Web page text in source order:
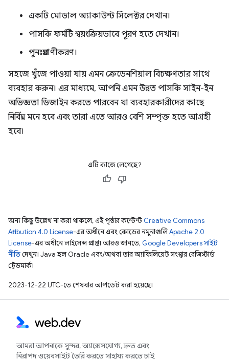
একটি মোডাল অ্যাকাউন্ট সিলেক্টর দেখান।
পাসকি ফর্মটি স্বয়ংক্রিয়ভাবে পূরণ হতে দেখান।
পুনঃপ্রমাণীকরণ।
সহজে খুঁজে পাওয়া যায় এমন ক্রেডেনশিয়াল বিচক্ষণতার সাথে
ব্যবহার করুন। এর মাধ্যমে, আপনি এমন উন্নত পাসকি সাইন-ইন
অভিজ্ঞতা ডিজাইন করতে পারবেন যা ব্যবহারকারীদের কাছে
নির্বিঘ্ন মনে হবে এবং তারা এতে আরও বেশি সম্পৃক্ত হতে আগ্রহী
হবে।
এটি কাজে লেগেছে?
অন্য কিছু উল্লেখ না করা থাকলে, এই পৃষ্ঠার কন্টেন্ট Creative Commons
Attribution 4.0 License-এর অধীনে এবং কোডের নমুনাগুলিApache 2.0
License-এর অধীনে লাইসেন্স প্রাপ্ত। আরও জানতে, Google Developers সাইট
নীতিদেখুন। Java হল Oracle এবং/অথবা তার অ্যাফিলিয়েট সংস্থার রেজিস্টার্ড
ট্রেডমার্ক।
2023-12-22 UTC-তে শেষবার আপডেট করা হয়েছে।
আমরা আপনাকে সুন্দর, অ্যাক্সেসযোগ্য, দ্রুত এবং
নিরাপদ ওয়েবসাইট তৈরি করতে সাহায্য করতে চাই